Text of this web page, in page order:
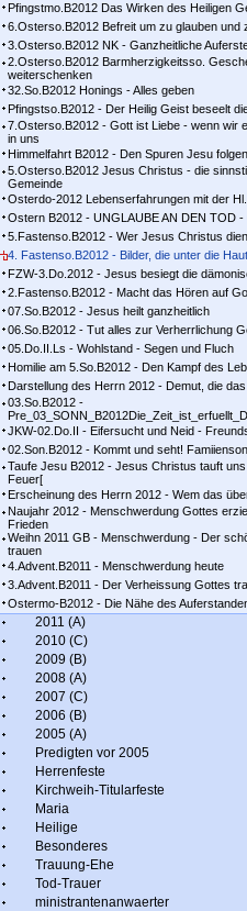
Pfingstmo.B2012 Das Wirken des Heiligen
6.Osterso.B2012 Befreit um zu glauben und
3.Osterso.B2012 NK - Ganzheitliche
2.Osterso.B2012 Barmherzigkeitsso.
weiterschenken
32.So.B2012 Honings - Alles geben
Pfingstso.B2012 - Der Heilig Geist beseelt
7.Osterso.B2012 - Gott ist Liebe - wenn wir
in uns
Himmelfahrt B2012 - Den Spuren Jesu folgen
5.Osterso.B2012 Jesus Christus - die
Gemeinde
Osterdo-2012 Lebenserfahrungen mit der
Ostern B2012 - UNGLAUBE AN DEN TOD -
5.Fastenso.B2012 - Wer Jesus Christus
4. Fastenso.B2012 - Bilder, die unter die
FZW-3.Do.2012 - Jesus besiegt die
2.Fastenso.B2012 - Macht das Hören auf
07.So.B2012 - Jesus heilt ganzheitlich
06.So.B2012 - Tut alles zur Verherrlichung
05.Do.II.Ls - Wohlstand - Segen und Fluch
Homilie am 5.So.B2012 - Den Kampf des
Darstellung des Herrn 2012 - Demut, die
03.So.B2012 -
JKW-02.Do.II - Eifersucht und Neid -
02.Son.B2012 - Kommt und seht!
Taufe Jesu B2012 - Jesus Christus tauft
Feuer[
Erscheinung des Herrn 2012 - Wem das
Naujahr 2012 - Menschwerdung Gottes
Frieden
Weihn 2011 GB - Menschwerdung - Der
trauen
4.Advent.B2011 - Menschwerdung heute
3.Advent.B2011 - Der Verheissung Gottes
Ostermo-B2012 - Die Nähe des
2011 (A)
2010 (C)
2009 (B)
2008 (A)
2007 (C)
2006 (B)
2005 (A)
Predigten vor 2005
Herrenfeste
Kirchweih-Titularfeste
Maria
Heilige
Besonderes
Trauung-Ehe
Tod-Trauer
ministrantenanwaerter